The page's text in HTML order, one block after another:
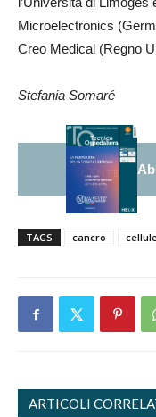
Microelectronics
Creo Medical (Regno
Stefania Somaré
TAGS cancro
ARTICOLI